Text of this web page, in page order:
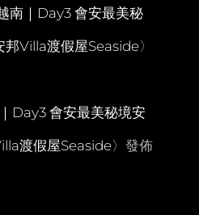
南｜Day3 會安最美秘
邦Villa渡假屋Seaside〉
Day3 會安最美秘境安
渡假屋Seaside〉發佈